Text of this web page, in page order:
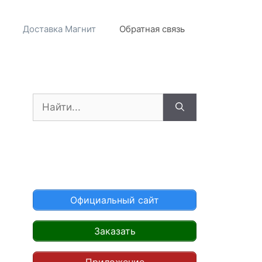
Доставка Магнит Обратная связь
Поиск:
Официальный сайт
Заказать